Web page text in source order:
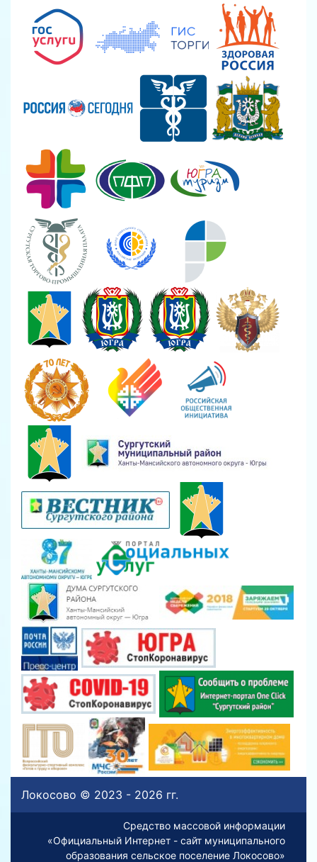
Локосово © 2023 - 2026 гг.
Средство массовой информации
«Официальный Интернет - сайт муниципального
образования сельское поселение Локосово»